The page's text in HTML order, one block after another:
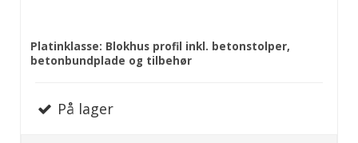
Platinklasse: Blokhus profil inkl. betonstolper,
betonbundplade og tilbehør
På lager